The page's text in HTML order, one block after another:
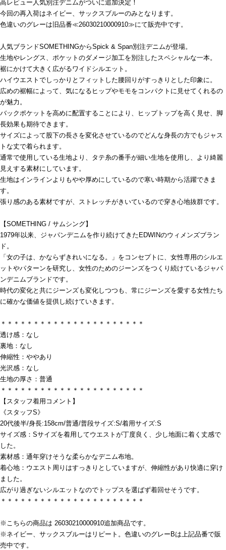
高レビュー人気別注デニムがついに追加決定！
今回の再入荷はネイビー、サックスブルーのみとなります。
色違いのグレーは旧品番≪26030210000910≫にて販売中です。
人気ブランドSOMETHINGからSpick & Span別注デニムが登場。
生地やレングス、ポケットのダメージ加工を別注したスペシャルな一本。
裾にかけて大きく広がるワイドシルエット。
ハイウエストでしっかりとフィットした腰回りがすっきりとした印象に。
広めの裾幅によって、気になるヒップやモモをコンパクトに見せてくれるの
が魅力。
バックポケットを高めに配置することにより、ヒップトップを高く見せ、脚
長効果も期待できます。
サイズによって股下の長さを変化させているのでどんな身長の方でもジャス
トな丈で着られます。
通常で使用している生地より、タテ糸の番手が細い生地を使用し、より綺麗
見えする素材にしています。
生地はインラインよりもやや厚めにしているので寒い時期から活躍できま
す。
張り感のある素材ですが、ストレッチがきいているので穿き心地抜群です。
【SOMETHING / サムシング】
1979年以来、ジャパンデニムを作り続けてきたEDWINのウィメンズブラン
ド。
「女の子は、かならずきれいになる。」をコンセプトに、女性専用のシルエ
ットやパターンを研究し、女性のためのジーンズをつくり続けているジャパ
ンデニムブランドです。
時代の変化と共にジーンズも変化しつつも、常にジーンズを愛する女性たち
に確かな価値を提供し続けていきます。
＊＊＊＊＊＊＊＊＊＊＊＊＊＊＊＊＊＊＊＊＊＊
透け感：なし
裏地：なし
伸縮性：ややあり
光沢感：なし
生地の厚さ：普通
＊＊＊＊＊＊＊＊＊＊＊＊＊＊＊＊＊＊＊＊＊＊
【スタッフ着用コメント】
《スタッフS》
20代後半/身長:158cm/普通/普段サイズ:S/着用サイズ:S
サイズ感：Sサイズを着用してウエストが丁度良く、少し地面に着く丈感で
した。
素材感：通年穿けそうな柔らかなデニム布地。
着心地：ウエスト周りはすっきりとしていますが、伸縮性があり快適に穿け
ました。
広がり過ぎないシルエットなのでトップスを選ばず着回せそうです。
＊＊＊＊＊＊＊＊＊＊＊＊＊＊＊＊＊＊＊＊＊＊
※こちらの商品は 26030210000910追加商品です。
※ネイビー、サックスブルーはリピート。色違いのグレーBは上記品番で販
売中です。